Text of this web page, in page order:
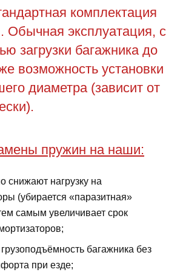
комплектация
Обычная эксплуатация, с
загрузки багажника до
возможность установки
диаметра (зависит от
пружин на наши:
снижают нагрузку на
(убирается «паразитная»
самым увеличивает срок
багажника без
при езде;